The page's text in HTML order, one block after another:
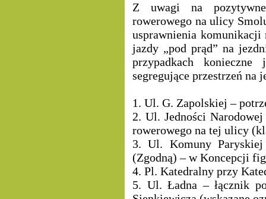
Z uwagi na pozytywne
rowerowego na ulicy
usprawnienia komunikacji
jazdy „pod prąd” na
przypadkach konieczne
segregujące przestrzeń na
1. Ul. G. Zapolskiej –
2. Ul. Jedności
rowerowego na tej ulicy
3. Ul. Komuny Paryskiej
(Zgodną) – w Koncepcji
4. Pl. Katedralny przy
5. Ul. Ładna – łącznik